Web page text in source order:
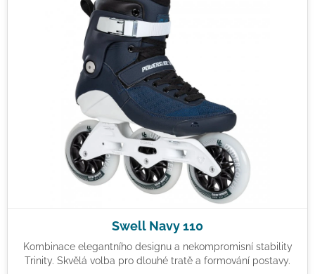
Swell Navy 110
Kombinace elegantního designu a nekompromisní stability
Trinity. Skvělá volba pro dlouhé tratě a formování postavy.